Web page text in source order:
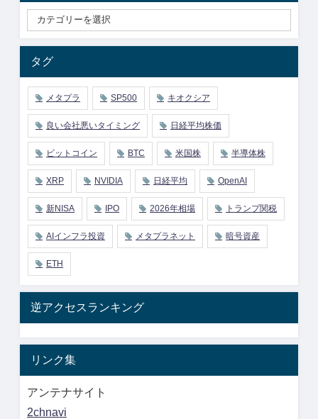
タグ
メタプラ SP500 キオクシア
良い会社悪いタイミング 日経平均株価
ビットコイン BTC 米国株 半導体株
XRP NVIDIA 日経平均 OpenAI
新NISA IPO 2026年相場 トランプ関税
AIインフラ投資 メタプラネット 暗号資産
ETH
逆アクセスランキング
リンク集
アンテナサイト
2chnavi